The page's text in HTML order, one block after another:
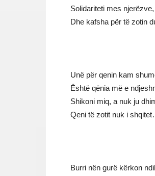
Solidariteti mes
Dhe kafsha për të zotin
Unë për qenin kam
Është qënia më e
Shikoni miq, a nuk ju
Qeni të zotit nuk i
Burri nën gurë kërkon